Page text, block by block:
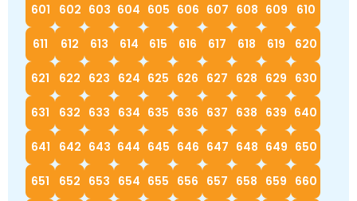
601 602 603 604 605 606 607 608 609 610
611 612 613 614 615 616 617 618 619 620
621 622 623 624 625 626 627 628 629 630
631 632 633 634 635 636 637 638 639 640
641 642 643 644 645 646 647 648 649 650
651 652 653 654 655 656 657 658 659 660